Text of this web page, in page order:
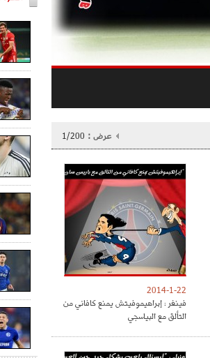
عرض : 1/200
2014-1-22
فينغر : إبراهيموفيتش يمنع كافاني من
التألق مع البياسجي